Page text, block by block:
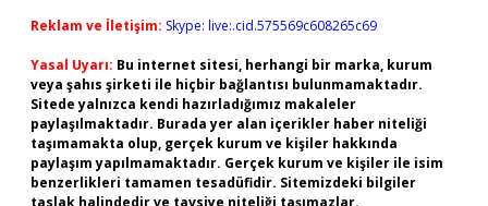
Reklam ve İletişim: Skype: live:.cid.575569c608265c69
Yasal Uyarı: Bu internet sitesi, herhangi bir marka, kurum
veya şahıs şirketi ile hiçbir bağlantısı bulunmamaktadır.
Sitede yalnızca kendi hazırladığımız makaleler
paylaşılmaktadır. Burada yer alan içerikler haber niteliği
taşımamakta olup, gerçek kurum ve kişiler hakkında
paylaşım yapılmamaktadır. Gerçek kurum ve kişiler ile isim
benzerlikleri tamamen tesadüfidir. Sitemizdeki bilgiler
taslak halindedir ve tavsiye niteliği taşımazlar.